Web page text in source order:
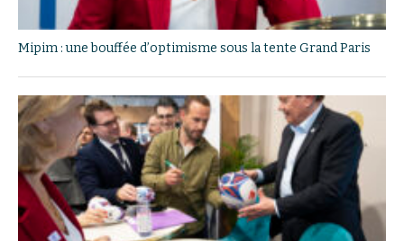
Mipim : une bouffée d’optimisme sous la tente Grand Paris